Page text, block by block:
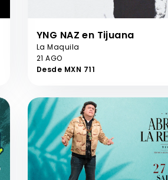
YNG NAZ en Tijuana
La Maquila
21 AGO
Desde MXN 711